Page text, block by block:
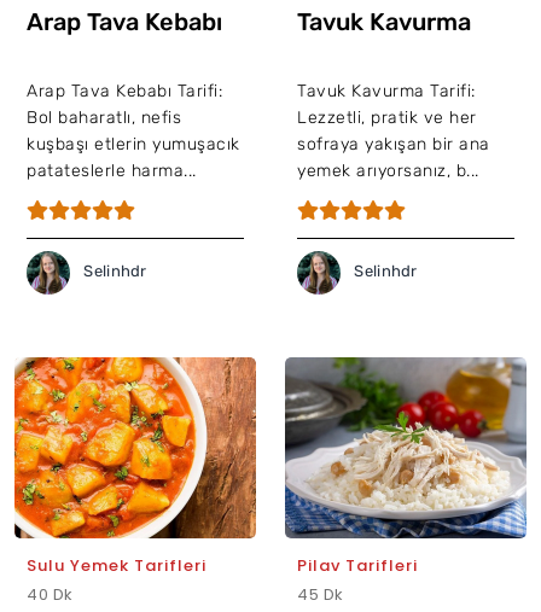
Arap Tava Kebabı
Arap Tava Kebabı Tarifi:
Bol baharatlı, nefis
kuşbaşı etlerin yumuşacık
patateslerle harma...
Selinhdr
Tavuk Kavurma
Tavuk Kavurma Tarifi:
Lezzetli, pratik ve her
sofraya yakışan bir ana
yemek arıyorsanız, b...
Selinhdr
Sulu Yemek Tarifleri
40 Dk
Pilav Tarifleri
45 Dk